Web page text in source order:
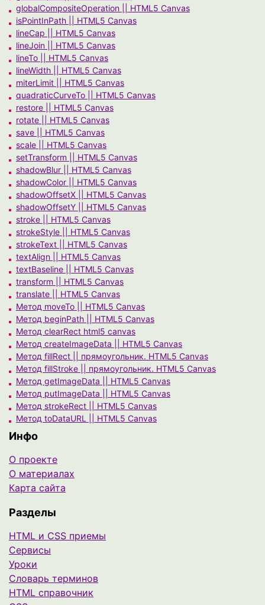
globalCompositeOperation || HTML5 Canvas
isPointInPath || HTML5 Canvas
lineCap || HTML5 Canvas
lineJoin || HTML5 Canvas
lineTo || HTML5 Canvas
lineWidth || HTML5 Canvas
miterLimit || HTML5 Canvas
quadraticCurveTo || HTML5 Canvas
restore || HTML5 Canvas
rotate || HTML5 Canvas
save || HTML5 Canvas
scale || HTML5 Canvas
setTransform || HTML5 Canvas
shadowBlur || HTML5 Canvas
shadowColor || HTML5 Canvas
shadowOffsetX || HTML5 Canvas
shadowOffsetY || HTML5 Canvas
stroke || HTML5 Canvas
strokeStyle || HTML5 Canvas
strokeText || HTML5 Canvas
textAlign || HTML5 Canvas
textBaseline || HTML5 Canvas
transform || HTML5 Canvas
translate || HTML5 Canvas
Метод moveTo || HTML5 Canvas
Метод beginPath || HTML5 Canvas
Метод clearRect html5 canvas
Метод createImageData || HTML5 Canvas
Метод fillRect || прямоугольник. HTML5 Canvas
Метод fillStroke || прямоугольник. HTML5 Canvas
Метод getImageData || HTML5 Canvas
Метод putImageData || HTML5 Canvas
Метод strokeRect || HTML5 Canvas
Метод toDataURL || HTML5 Canvas
Инфо
О проекте
О материалах
Карта сайта
Разделы
HTML и CSS приемы
Сервисы
Уроки
Cловарь терминов
HTML справочник